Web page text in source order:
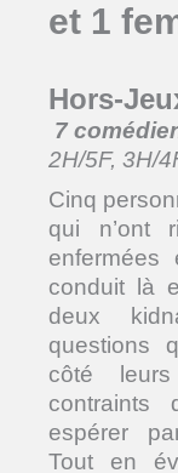
et 1
Hors-
7
2H/5F, 3H/
Cinq
qui n’ont
conduit là
deux
questions
côté
contraints
espérer
Tout en